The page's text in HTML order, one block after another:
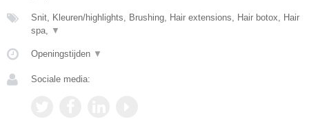
Snit, Kleuren/highlights, Brushing, Hair extensions, Hair botox, Hair
spa, ▼
Openingstijden ▼
Sociale media: